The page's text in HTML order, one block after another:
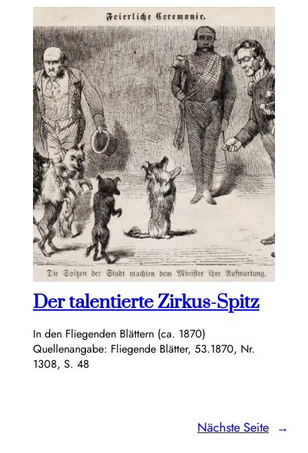
Der talentierte Zirkus-Spitz
In den Fliegenden Blättern (ca. 1870)
Quellenangabe: Fliegende Blätter, 53.1870, Nr.
1308, S. 48
Nächste Seite →